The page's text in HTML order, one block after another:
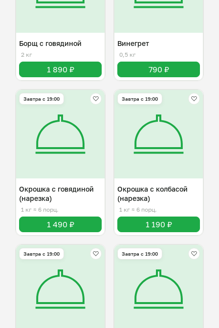
Борщ с говядиной
2 кг
1 890 ₽
Винегрет
0,5 кг
790 ₽
Завтра c 19:00
Окрошка с говядиной
(нарезка)
1 кг ≈ 6 порц.
1 490 ₽
Завтра c 19:00
Окрошка с колбасой
(нарезка)
1 кг ≈ 6 порц.
1 190 ₽
Завтра c 19:00 Завтра c 19:00